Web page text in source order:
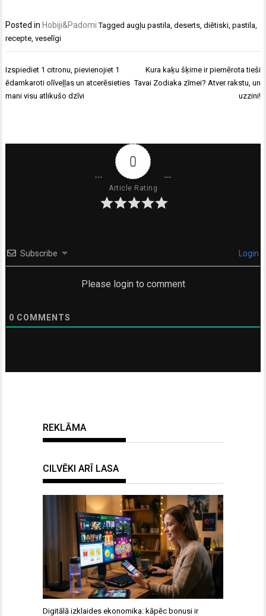
Posted in Hobiji&Padomi Taggedaugļu pastila,deserts,diētiski,pastila,
recepte,veselīgi
Ziņu
izvēlne
Izspiediet 1 citronu, pievienojiet 1
ēdamkaroti olīveļļas un atcerēsieties
mani visu atlikušo dzīvi
Kura kaķu šķirne ir piemērota tieši
Tavai Zodiaka zīmei? Atver rakstu, un
uzzini!
0
Article Rating
Subscribe Login
Please login to comment
0 COMMENTS
REKLĀMA
CILVĒKI ARĪ LASA
Digitālā izklaides ekonomika: kāpēc bonusi ir